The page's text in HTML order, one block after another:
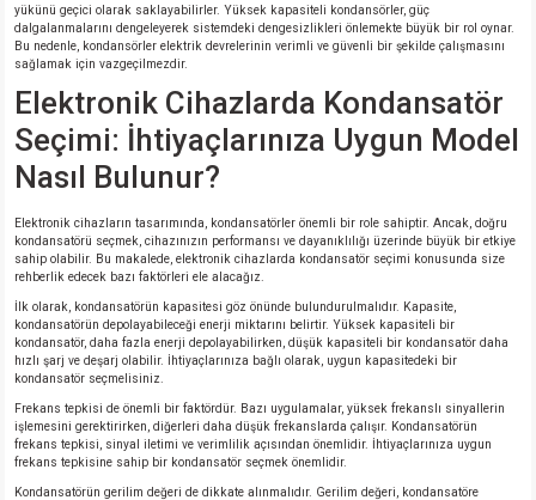
yükünü geçici olarak saklayabilirler. Yüksek kapasiteli kondansörler, güç
dalgalanmalarını dengeleyerek sistemdeki dengesizlikleri önlemekte büyük bir rol oynar.
Bu nedenle, kondansörler elektrik devrelerinin verimli ve güvenli bir şekilde çalışmasını
sağlamak için vazgeçilmezdir.
Elektronik Cihazlarda Kondansatör
Seçimi: İhtiyaçlarınıza Uygun Model
Nasıl Bulunur?
Elektronik cihazların tasarımında, kondansatörler önemli bir role sahiptir. Ancak, doğru
kondansatörü seçmek, cihazınızın performansı ve dayanıklılığı üzerinde büyük bir etkiye
sahip olabilir. Bu makalede, elektronik cihazlarda kondansatör seçimi konusunda size
rehberlik edecek bazı faktörleri ele alacağız.
İlk olarak, kondansatörün kapasitesi göz önünde bulundurulmalıdır. Kapasite,
kondansatörün depolayabileceği enerji miktarını belirtir. Yüksek kapasiteli bir
kondansatör, daha fazla enerji depolayabilirken, düşük kapasiteli bir kondansatör daha
hızlı şarj ve deşarj olabilir. İhtiyaçlarınıza bağlı olarak, uygun kapasitedeki bir
kondansatör seçmelisiniz.
Frekans tepkisi de önemli bir faktördür. Bazı uygulamalar, yüksek frekanslı sinyallerin
işlemesini gerektirirken, diğerleri daha düşük frekanslarda çalışır. Kondansatörün
frekans tepkisi, sinyal iletimi ve verimlilik açısından önemlidir. İhtiyaçlarınıza uygun
frekans tepkisine sahip bir kondansatör seçmek önemlidir.
Kondansatörün gerilim değeri de dikkate alınmalıdır. Gerilim değeri, kondansatöre